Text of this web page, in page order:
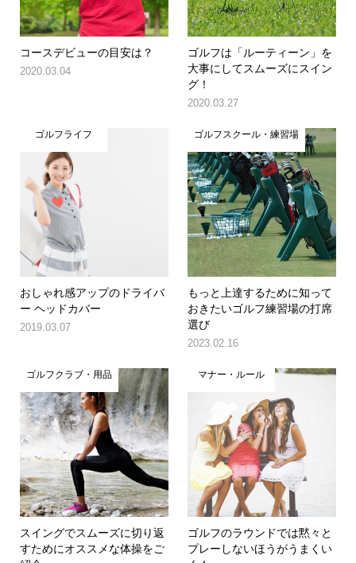
コースデビューの目安は？
2020.03.04
ゴルフは「ルーティーン」を
大事にしてスムーズにスイン
グ！
2020.03.27
ゴルフライフ
おしゃれ感アップのドライバ
ー ヘッドカバー
2019.03.07
ゴルフスクール・練習場
もっと上達するために知って
おきたいゴルフ練習場の打席
選び
2023.02.16
ゴルフクラブ・用品
スイングでスムーズに切り返
すためにオススメな体操をご
マナー・ルール
ゴルフのラウンドでは黙々と
プレーしないほうがうまくい